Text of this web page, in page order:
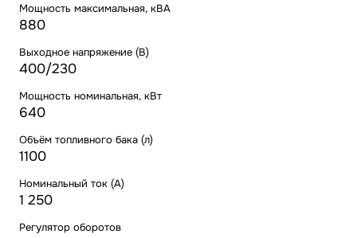
Мощность максимальная, кВА
880
Выходное напряжение (В)
400/230
Мощность номинальная, кВт
640
Объём топливного бака (л)
1100
Номинальный ток (А)
1 250
Регулятор оборотов